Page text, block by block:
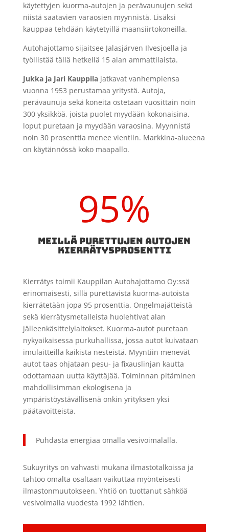
käytettyjen kuorma-autojen ja perävaunujen sekä
niistä saatavien varaosien myynnistä. Lisäksi
kauppaa tehdään käytetyillä maansiirtokoneilla.
Autohajottamo sijaitsee Jalasjärven Ilvesjoella ja
työllistää tällä hetkellä 15 alan ammattilaista.
Jukka ja Jari Kauppilajatkavat vanhempiensa
vuonna 1953 perustamaa yritystä. Autoja,
perävaunuja sekä koneita ostetaan vuosittain noin
300 yksikköä, joista puolet myydään kokonaisina,
loput puretaan ja myydään varaosina. Myynnistä
noin 30 prosenttia menee vientiin. Markkina-alueena
on käytännössä koko maapallo.
95%
MEILLÄ PURETTUJEN AUTOJEN
KIERRÄTYSPROSENTTI
Kierrätys toimii Kauppilan Autohajottamo Oy:ssä
erinomaisesti, sillä purettavista kuorma-autoista
kierrätetään jopa 95 prosenttia. Ongelmajätteistä
sekä kierrätysmetalleista huolehtivat alan
jälleenkäsittelylaitokset. Kuorma-autot puretaan
nykyaikaisessa purkuhallissa, jossa autot kuivataan
imulaitteilla kaikista nesteistä. Myyntiin menevät
autot taas ohjataan pesu- ja fixauslinjan kautta
odottamaan uutta käyttäjää. Toiminnan pitäminen
mahdollisimman ekologisena ja
ympäristöystävällisenä onkin yrityksen yksi
päätavoitteista.
Puhdasta energiaa omalla vesivoimalalla.
Sukuyritys on vahvasti mukana ilmastotalkoissa ja
tahtoo omalta osaltaan vaikuttaa myönteisesti
ilmastonmuutokseen. Yhtiö on tuottanut sähköä
vesivoimalla vuodesta 1992 lähtien.